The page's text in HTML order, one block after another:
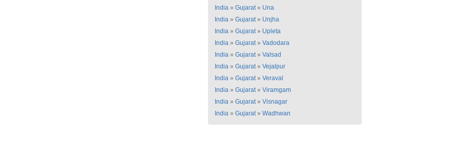
India » Gujarat» Una
India » Gujarat» Unjha
India » Gujarat» Upleta
India » Gujarat» Vadodara
India » Gujarat» Valsad
India » Gujarat» Vejalpur
India » Gujarat» Veraval
India » Gujarat» Viramgam
India » Gujarat» Visnagar
India » Gujarat» Wadhwan